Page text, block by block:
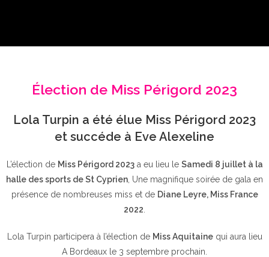
Élection de Miss Périgord 2023
Lola Turpin a été élue Miss Périgord 2023
et succéde à Eve Alexeline
L’élection de Miss Périgord 2023a eu lieu le Samedi 8 juillet à la
halle des sports de St Cyprien , Une magnifique soirée de gala en
présence de nombreuses miss et de Diane Leyre, Miss France
2022
Lola Turpin participera à l’élection de Miss Aquitainequi aura lieu
A Bordeaux le 3 septembre prochain.